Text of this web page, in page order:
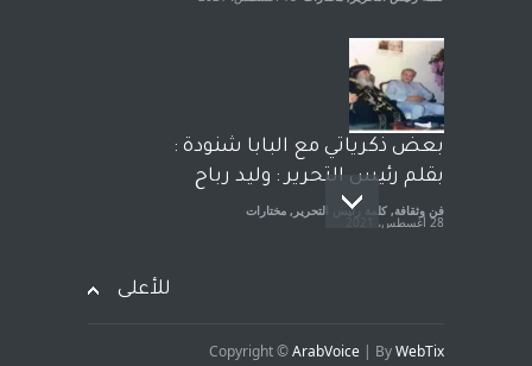
بعض ذكرياتي مع البابا شنودة :
بقلم رئيس التحرير : وليد رباح
فن وثقافة, كلمة رئيس التحرير , مختارات
28 أغسطس، 2021
للأعلى
Copyright ©ArabVoice | ByWebTix